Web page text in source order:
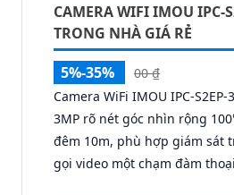
CAMERA WIFI IMOU IPC-
TRONG NHÀ GIÁ RẺ
5%-35%
00 ₫
Camera WiFi IMOU IPC-
3MP rõ nét góc nhìn rộng
đêm 10m, phù hợp giám sát
gọi video một chạm đàm